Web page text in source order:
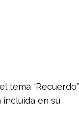
tema “Recuerdo”
en su